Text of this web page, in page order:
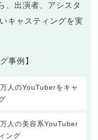
、出演者、アシスタ
キャスティングを実
事例】
人のYouTuberをキャ
人の美容系YouTuber
ング